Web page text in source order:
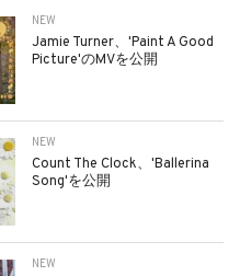
NEW
Jamie Turner、'Paint A Good
Picture'のMVを公開
NEW
Count The Clock、'Ballerina
Song'を公開
NEW